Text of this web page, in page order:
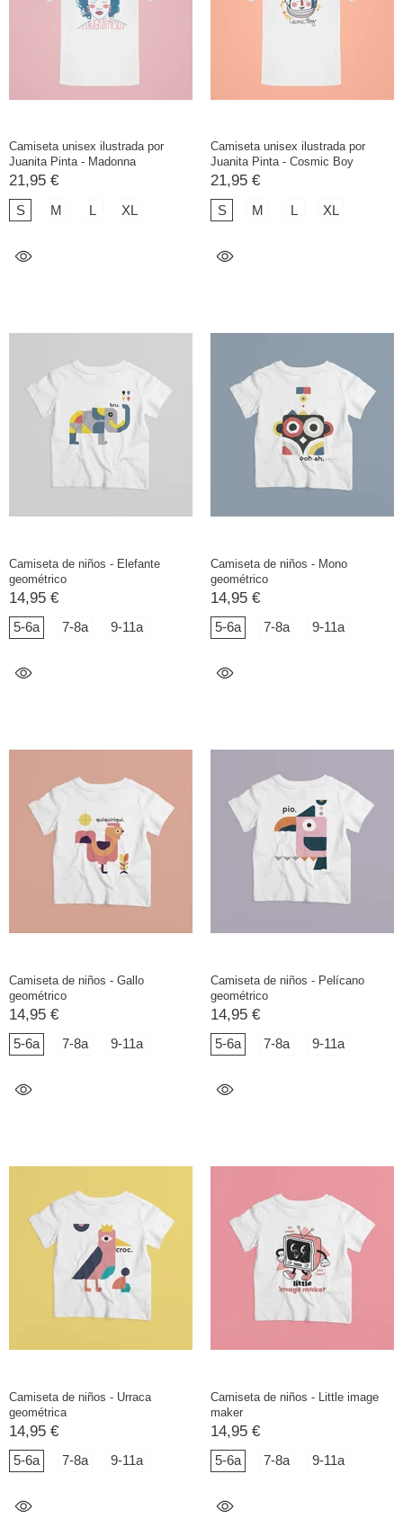
Camiseta unisex ilustrada por
Juanita Pinta - Madonna
21,95 €
S M L XL
Camiseta unisex ilustrada por
Juanita Pinta - Cosmic Boy
21,95 €
S M L XL
Camiseta de niños - Elefante
geométrico
14,95 €
5-6a 7-8a 9-11a
Camiseta de niños - Mono
geométrico
14,95 €
5-6a 7-8a 9-11a
Camiseta de niños - Gallo
geométrico
14,95 €
5-6a 7-8a 9-11a
Camiseta de niños - Pelícano
geométrico
14,95 €
5-6a 7-8a 9-11a
Camiseta de niños - Urraca
geométrica
14,95 €
5-6a 7-8a 9-11a
Camiseta de niños - Little image
maker
14,95 €
5-6a 7-8a 9-11a